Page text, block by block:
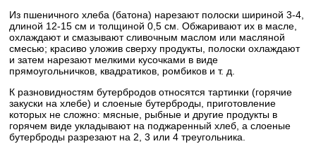
Из пшеничного хлеба (батона) нарезают полоски шириной 3-4,
длиной 12-15 см и толщиной 0,5 см. Обжаривают их в масле,
охлаждают и смазывают сливочным маслом или масляной
смесью; красиво уложив сверху продукты, полоски охлаждают
и затем нарезают мелкими кусочками в виде
прямоугольничков, квадратиков, ромбиков и т. д.
К разновидностям бутербродов относятся тартинки (горячие
закуски на хлебе) и слоеные бутерброды, приготовление
которых не сложно: мясные, рыбные и другие продукты в
горячем виде укладывают на поджаренный хлеб, а слоеные
бутерброды разрезают на 2, 3 или 4 треугольника.